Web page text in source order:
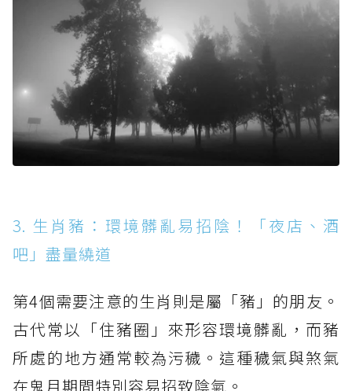
3. 生肖豬：環境髒亂易招陰！「夜店、酒
吧」盡量繞道
第4個需要注意的生肖則是屬「豬」的朋友。
古代常以「住豬圈」來形容環境髒亂，而豬
所處的地方通常較為污穢。這種穢氣與煞氣
在鬼月期間特別容易招致陰氣。